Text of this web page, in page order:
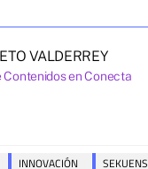
VALDERREY
Contenidos en Conecta
INNOVACIÓN SEKUENS